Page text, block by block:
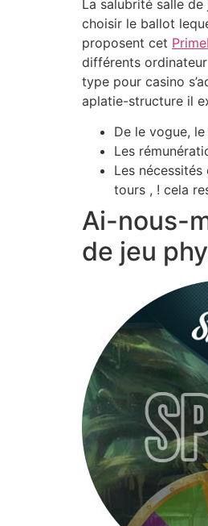
La salubrité salle
choisir le ballot
proposent cet
différents
type pour casino
aplatie-structure il
De le vogue,
Les
Les
tours , ! cela
Ai-nous-
de jeu